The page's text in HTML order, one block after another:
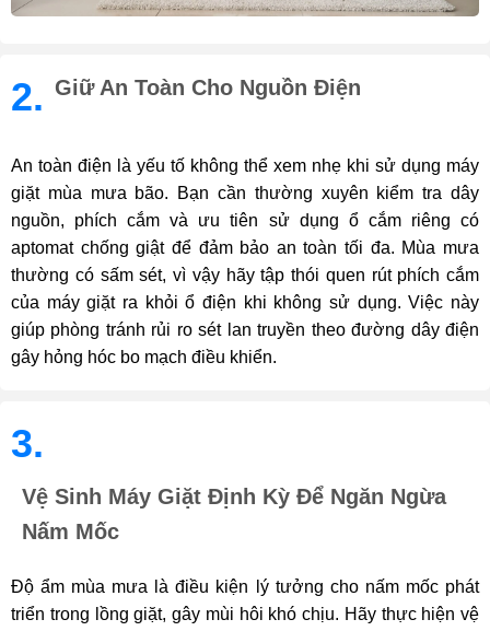
2. Giữ An Toàn Cho Nguồn Điện
An toàn điện là yếu tố không thể xem nhẹ khi sử dụng máy
giặt mùa mưa bão. Bạn cần thường xuyên kiểm tra dây
nguồn, phích cắm và ưu tiên sử dụng ổ cắm riêng có
aptomat chống giật để đảm bảo an toàn tối đa. Mùa mưa
thường có sấm sét, vì vậy hãy tập thói quen rút phích cắm
của máy giặt ra khỏi ổ điện khi không sử dụng. Việc này
giúp phòng tránh rủi ro sét lan truyền theo đường dây điện
gây hỏng hóc bo mạch điều khiển.
3.
Vệ Sinh Máy Giặt Định Kỳ Để Ngăn Ngừa
Nấm Mốc
Độ ẩm mùa mưa là điều kiện lý tưởng cho nấm mốc phát
triển trong lồng giặt, gây mùi hôi khó chịu. Hãy thực hiện vệ